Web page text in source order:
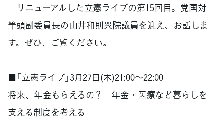
リニューアルした立憲ライブの第15回目。党国対
筆頭副委員長の山井和則衆院議員を迎え、お話しま
す。ぜひ、ご覧ください。
■「立憲ライブ」3月27日(木)21:00～22:00
将来、年金もらえるの？ 年金・医療など暮らしを
支える制度を考える